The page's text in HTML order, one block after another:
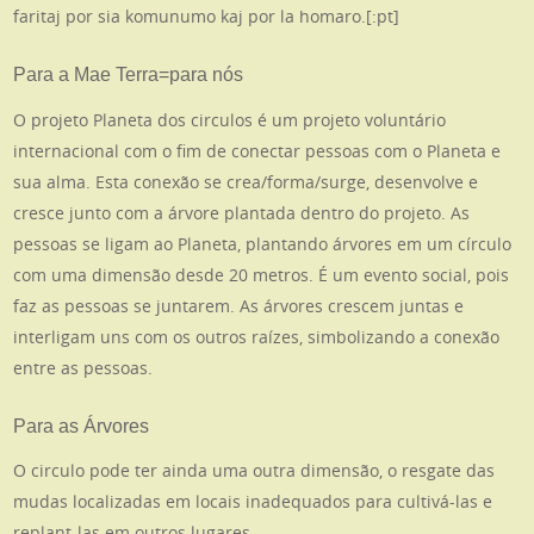
faritaj por sia komunumo kaj por la homaro.[:pt]
Para a Mae Terra=para nós
O projeto Planeta dos circulos é um projeto voluntário
internacional com o fim de conectar pessoas com o Planeta e
sua alma. Esta conexão se crea/forma/surge, desenvolve e
cresce junto com a árvore plantada dentro do projeto. As
pessoas se ligam ao Planeta, plantando árvores em um círculo
com uma dimensão desde 20 metros. É um evento social, pois
faz as pessoas se juntarem. As árvores crescem juntas e
interligam uns com os outros raízes, simbolizando a conexão
entre as pessoas.
Para as Árvores
O circulo pode ter ainda uma outra dimensão, o resgate das
mudas localizadas em locais inadequados para cultivá-las e